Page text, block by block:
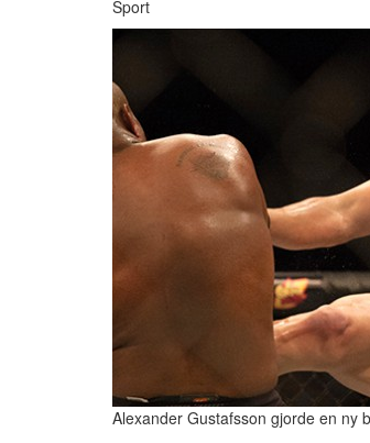
Sport
Alexander Gustafsson gjorde en ny